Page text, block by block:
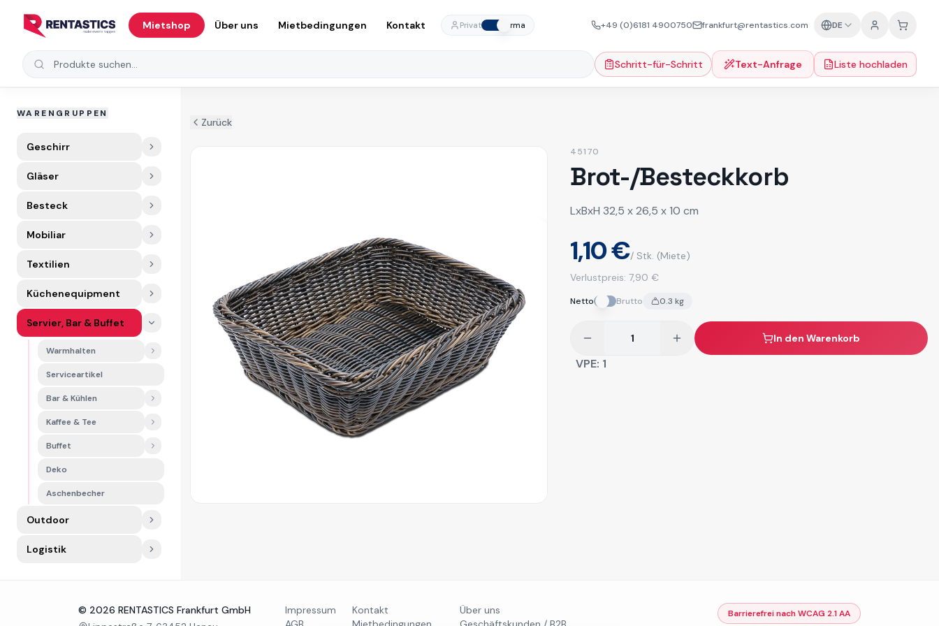
Mietshop Über uns Mietbedingungen Kontakt Privat Firma +49 (0)6181 4900750 frankfurt@rentastics.com DE
Produkte suchen Schritt-für-Schritt Text-Anfrage Liste hochladen
WARENGRUPPEN
Geschirr
Gläser
Besteck
Mobiliar
Textilien
Küchenequipment
Servier, Bar & Buffet
Warmhalten
Serviceartikel
Bar & Kühlen
Kaffee & Tee
Buffet
Deko
Aschenbecher
Outdoor
Logistik
Zurück
45170
Brot-/Besteckkorb
LxBxH 32,5 x 26,5 x 10 cm
1,10 €/ Stk. (Miete)
Verlustpreis: 7,90 €
Netto Brutto 0.3 kg
In den Warenkorb
VPE: 1
© 2026 RENTASTICS Frankfurt GmbH
Impressum
Kontakt
Über uns
Barrierefrei nach WCAG 2.1 AA